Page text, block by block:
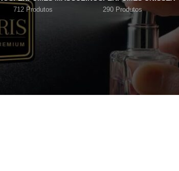
712 Produtos 290 Produtos
Mostrar 9 12 18 24